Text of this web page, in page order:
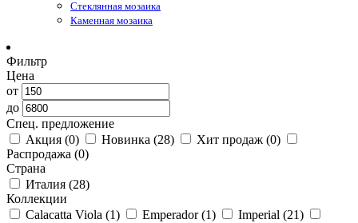
Стеклянная мозаика
Каменная мозаика
Фильтр
Цена
от
до
Спец. предложение
Акция (0) Новинка (28) Хит продаж (0)
Распродажа (0)
Страна
Италия (28)
Коллекции
Calacatta Viola (1) Emperador (1) Imperial (21)